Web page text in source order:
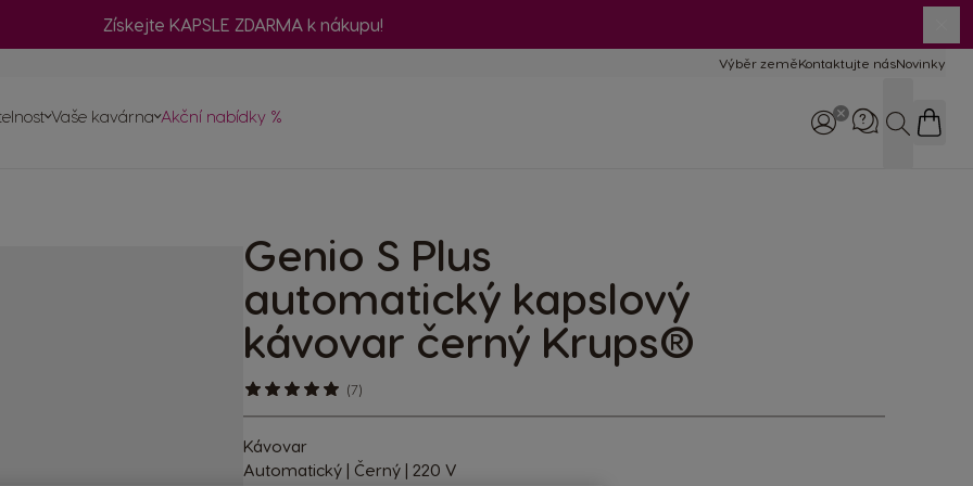
Získejte KAPSLE ZDARMA k nákupu!
Výběr zeměKontaktujte násNovinky
Vaše kavárna Akční nabídky % Hledat
Genio S Plus
automatický kapslový
kávovar černý Krups®
(7)
Kávovar
Automatický | Černý | 220 V